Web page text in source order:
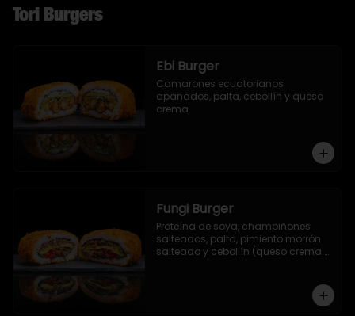
Tori Burgers
Ebi Burger
Camarones ecuatorianos
apanados, palta, cebollín y queso
crema.
Fungi Burger
Proteína de soya, champiñones
salteados, palta, pimiento morrón
salteado y cebollín (queso crema